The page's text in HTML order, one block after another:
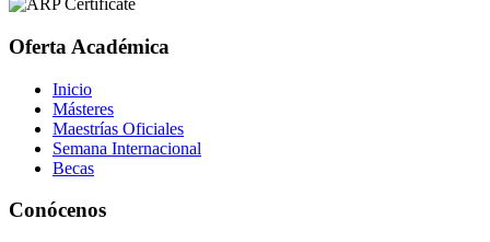
Oferta Académica
Inicio
Másteres
Maestrías Oficiales
Semana Internacional
Becas
Conócenos